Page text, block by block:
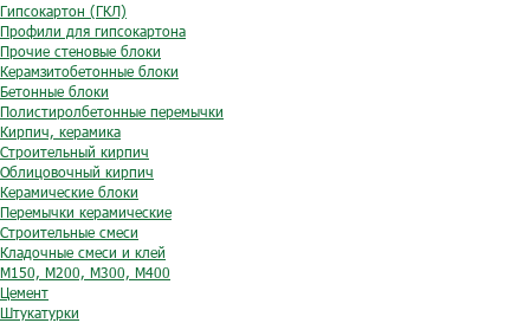
Гипсокартон (ГКЛ)
Профили для гипсокартона
Прочие стеновые блоки
Керамзитобетонные блоки
Бетонные блоки
Полистиролбетонные перемычки
Кирпич, керамика
Строительный кирпич
Облицовочный кирпич
Керамические блоки
Перемычки керамические
Строительные смеси
Кладочные смеси и клей
М150, М200, М300, М400
Цемент
Штукатурки